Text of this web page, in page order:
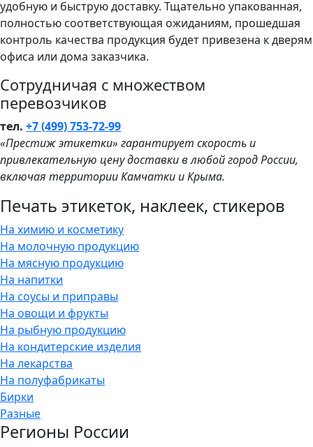
удобную и быструю доставку. Тщательно упакованная,
полностью соответствующая ожиданиям, прошедшая
контроль качества продукция будет привезена к дверям
офиса или дома заказчика.
Сотрудничая с множеством
перевозчиков
тел. +7 (499) 753-72-99
«Престиж этикетки» гарантирует скорость и
привлекательную цену доставки в любой город России,
включая территории Камчатки и Крыма.
Печать этикеток, наклеек, стикеров
На химию и косметику
На молочную продукцию
На мясную продукцию
На напитки
На соусы и приправы
На овощи и фрукты
На рыбную продукцию
На кондитерские изделия
На лекарства
На полуфабрикаты
Бирки
Разные
Регионы России